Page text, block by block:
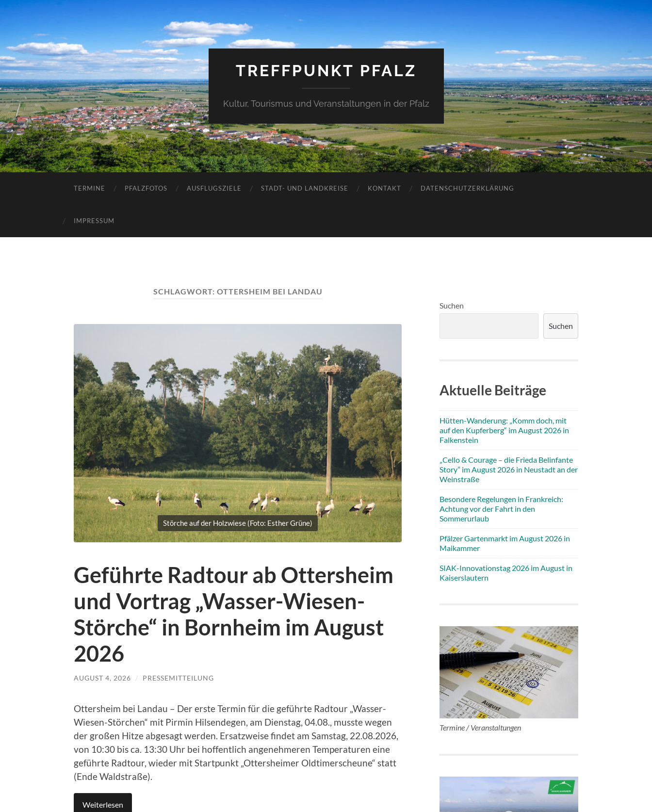
TREFFPUNKT PFALZ
Kultur, Tourismus und Veranstaltungen in der Pfalz
TERMINE PFALZFOTOS AUSFLUGSZIELE STADT- UND LANDKREISE KONTAKT DATENSCHUTZERKLÄRUNG
IMPRESSUM
SCHLAGWORT: OTTERSHEIM BEI LANDAU
Störche auf der Holzwiese (Foto: Esther Grüne)
Geführte Radtour ab Ottersheim
und Vortrag „Wasser-Wiesen-
Störche“ in Bornheim im August
2026
AUGUST 4, 2026 / PRESSEMITTEILUNG
Ottersheim bei Landau – Der erste Termin für die geführte Radtour „Wasser-
Wiesen-Störchen“ mit Pirmin Hilsendegen, am Dienstag, 04.08., musste wegen
der großen Hitze abgesagt werden. Ersatzweise findet am Samstag, 22.08.2026,
von 10:30 bis ca. 13:30 Uhr bei hoffentlich angenehmeren Temperaturen eine
geführte Radtour, wieder mit Startpunkt „Ottersheimer Oldtimerscheune“ statt
(Ende Waldstraße).
Weiterlesen
Suchen
Suchen
Aktuelle Beiträge
Hütten-Wanderung: „Komm doch, mit
auf den Kupferberg“ im August 2026 in
Falkenstein
„Cello & Courage – die Frieda Belinfante
Story” im August 2026 in Neustadt an der
Weinstraße
Besondere Regelungen in Frankreich:
Achtung vor der Fahrt in den
Sommerurlaub
Pfälzer Gartenmarkt im August 2026 in
Maikammer
SIAK-Innovationstag 2026 im August in
Kaiserslautern
Termine / Veranstaltungen